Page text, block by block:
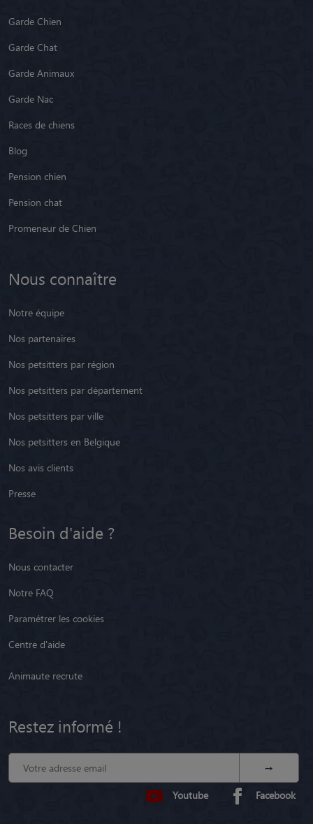
Garde Chien
Garde Chat
Garde Animaux
Garde Nac
Races de chiens
Blog
Pension chien
Pension chat
Promeneur de Chien
Nous connaître
Notre équipe
Nos partenaires
Nos petsitters par région
Nos petsitters par département
Nos petsitters par ville
Nos petsitters en Belgique
Nos avis clients
Presse
Besoin d'aide ?
Nous contacter
Notre FAQ
Paramétrer les cookies
Centre d'aide
Animaute recrute
Restez informé !
Youtube Facebook